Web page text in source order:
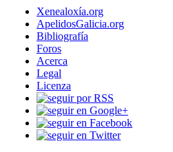
Xenealoxía.org
ApelidosGalicia.org
Bibliografía
Foros
Acerca
Legal
Licenza